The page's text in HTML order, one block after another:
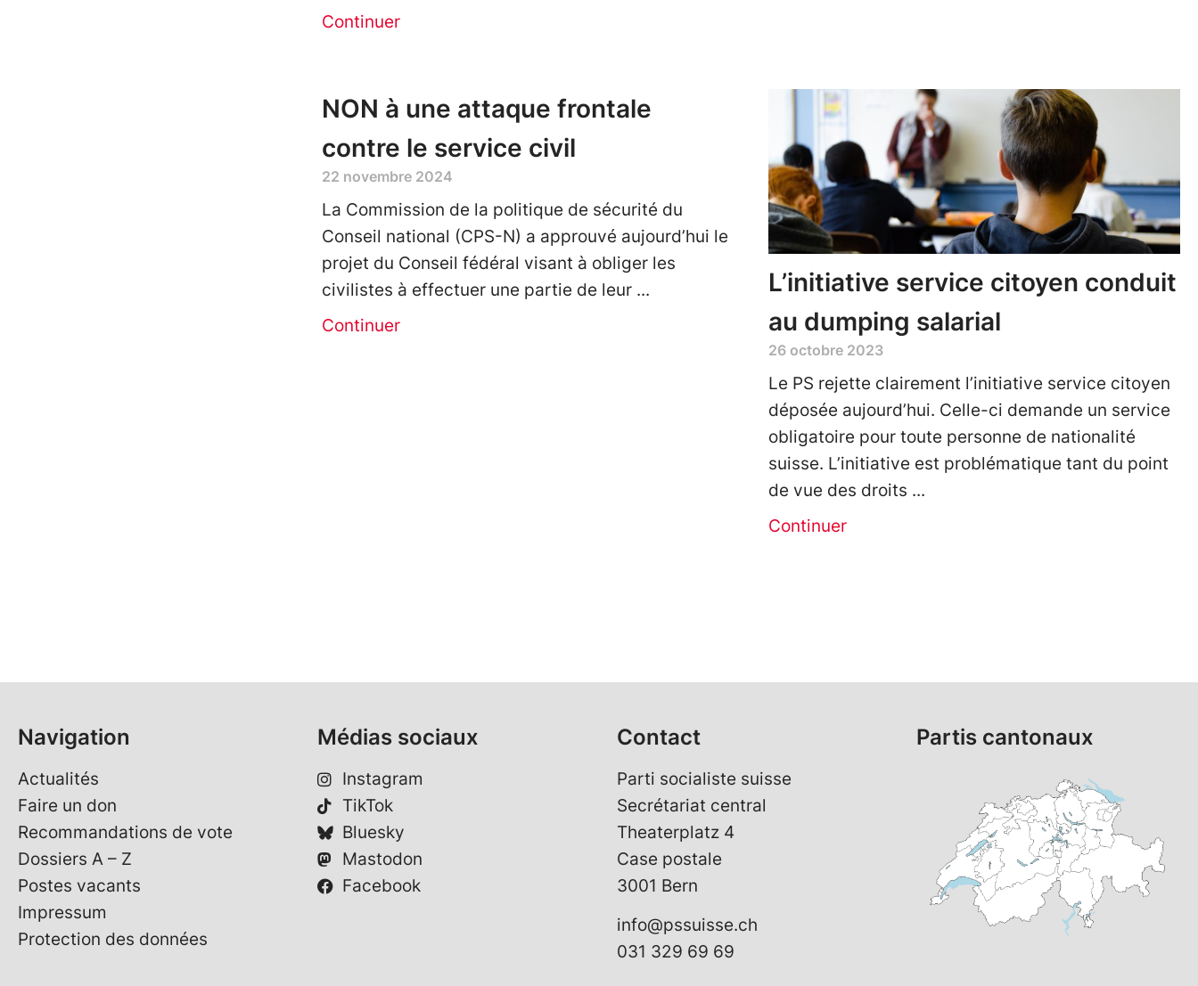
Continuer
NON à une attaque frontale
contre le service civil
22 novembre 2024
La Commission de la politique de sécurité du
Conseil national (CPS-N) a approuvé aujourd’hui le
projet du Conseil fédéral visant à obliger les
civilistes à effectuer une partie de leur
Continuer
L’initiative service citoyen conduit
au dumping salarial
26 octobre 2023
Le PS rejette clairement l’initiative service citoyen
déposée aujourd’hui. Celle-ci demande un service
obligatoire pour toute personne de nationalité
suisse. L’initiative est problématique tant du point
de vue des droits
Continuer
Navigation
Actualités
Faire un don
Recommandations de vote
Dossiers A – Z
Postes vacants
Impressum
Protection des données
Médias sociaux
Instagram
TikTok
Bluesky
Mastodon
Facebook
Contact
Parti socialiste suisse
Secrétariat central
Theaterplatz 4
Case postale
3001 Bern
info@pssuisse.ch
031 329 69 69
Partis cantonaux